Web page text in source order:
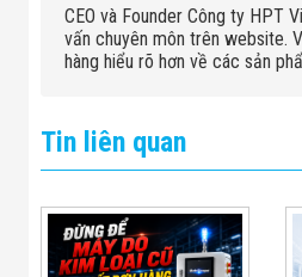
CEO và Founder Công ty HPT
vấn chuyên môn trên website.
hàng hiểu rõ hơn về các sản
Tin liên quan